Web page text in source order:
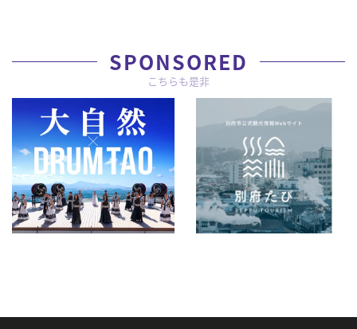
SPONSORED
こちらも是非